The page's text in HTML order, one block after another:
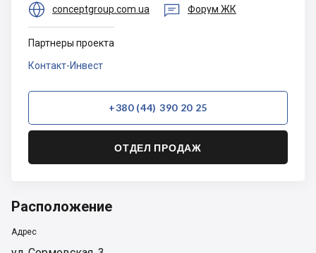
 conceptgroup.com.ua  Форум ЖК
+380 (44) 390 20 25
ОТДЕЛ ПРОДАЖ
Партнеры проекта
Контакт-Инвест
Расположение
Адрес